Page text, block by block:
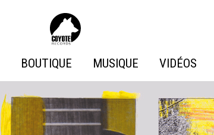
Records
BOUTIQUE MUSIQUE VIDÉOS